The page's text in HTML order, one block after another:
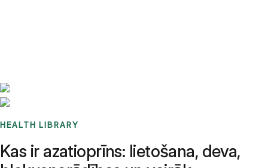
HEALTH LIBRARY
Kas ir azatioprīns: lietošana, deva,